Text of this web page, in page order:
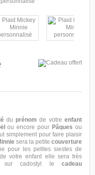
du prénom de votreenfant
ou encore pourPâques ou
simplement pour faire plaisir
sera la petitecouverture
pour les petites siestes de
votre enfant elle sera très
sur cadostyl le cadeau